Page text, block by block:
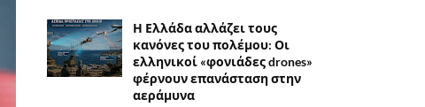
Η Ελλάδα αλλάζει τους
κανόνες του πολέμου: Οι
ελληνικοί «φονιάδες drones»
φέρνουν επανάσταση στην
αεράμυνα